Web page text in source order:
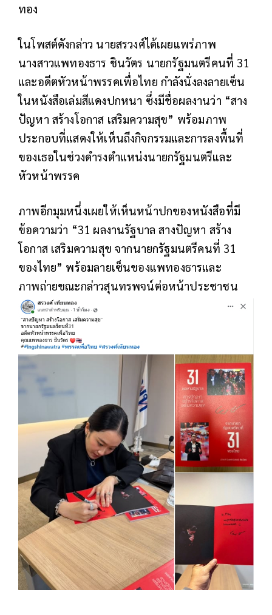
ทอง
ในโพสต์ดังกล่าว นายสรวงศ์ได้เผยแพร่ภาพ
นางสาวแพทองธาร ชินวัตร นายกรัฐมนตรีคนที่ 31
และอดีตหัวหน้าพรรคเพื่อไทย กำลังนั่งลงลายเซ็น
ในหนังสือเล่มสีแดงปกหนา ซึ่งมีชื่อผลงานว่า “สาง
ปัญหา สร้างโอกาส เสริมความสุข” พร้อมภาพ
ประกอบที่แสดงให้เห็นถึงกิจกรรมและการลงพื้นที่
ของเธอในช่วงดำรงตำแหน่งนายกรัฐมนตรีและ
หัวหน้าพรรค
ภาพอีกมุมหนึ่งเผยให้เห็นหน้าปกของหนังสือที่มี
ข้อความว่า “31 ผลงานรัฐบาล สางปัญหา สร้าง
โอกาส เสริมความสุข จากนายกรัฐมนตรีคนที่ 31
ของไทย” พร้อมลายเซ็นของแพทองธารและ
ภาพถ่ายขณะกล่าวสุนทรพจน์ต่อหน้าประชาชน